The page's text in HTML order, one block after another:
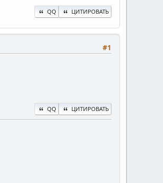
QQ ЦИТИРОВАТЬ
#1
QQ ЦИТИРОВАТЬ